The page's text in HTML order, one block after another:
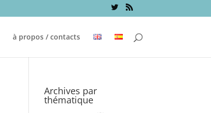
à propos / contacts
Archives par
thématique